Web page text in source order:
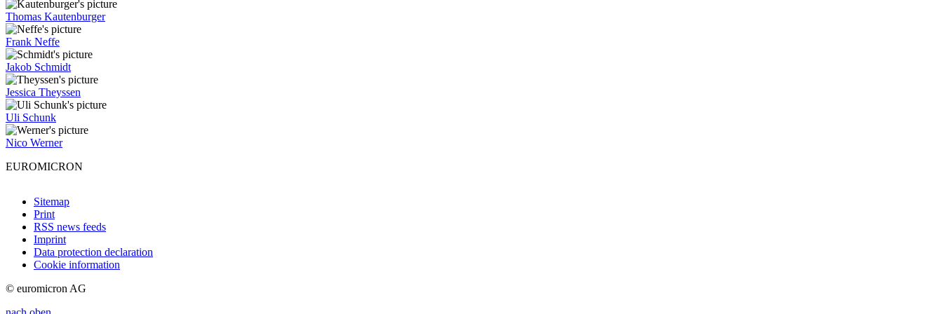
Thomas Kautenburger
Frank Neffe
Jakob Schmidt
Jessica Theyssen
Uli Schunk
Nico Werner
EUROMICRON
Sitemap
Print
RSS news feeds
Imprint
Data protection declaration
Cookie information
© euromicron AG